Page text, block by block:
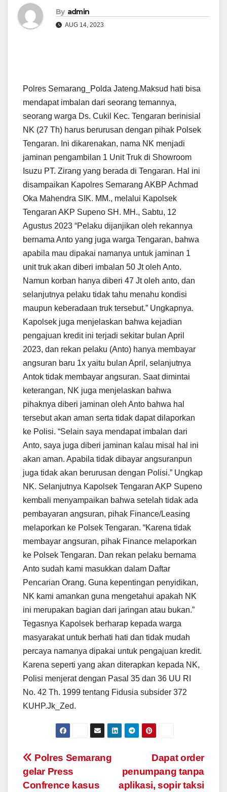
By admin
AUG 14, 2023
Polres Semarang_Polda Jateng.Maksud hati bisa
mendapat imbalan dari seorang temannya,
seorang warga Ds. Cukil Kec. Tengaran berinisial
NK (27 Th) harus berurusan dengan pihak Polsek
Tengaran. Ini dikarenakan, nama NK menjadi
jaminan pengambilan 1 Unit Truk di Showroom
Isuzu PT. Zirang yang berada di Tengaran. Hal ini
disampaikan Kapolres Semarang AKBP Achmad
Oka Mahendra SIK. MM., melalui Kapolsek
Tengaran AKP Supeno SH. MH., Sabtu, 12
Agustus 2023 “Pelaku dijanjikan oleh rekannya
bernama Anto yang juga warga Tengaran, bahwa
apabila mau dipakai namanya untuk jaminan 1
unit truk akan diberi imbalan 50 Jt oleh Anto.
Namun korban hanya diberi 47 Jt oleh anto, dan
selanjutnya pelaku tidak tahu menahu kondisi
maupun keberadaan truk tersebut.” Ungkapnya.
Kapolsek juga menjelaskan bahwa kejadian
pengajuan kredit ini terjadi sekitar bulan April
2023, dan rekan pelaku (Anto) hanya membayar
angsuran baru 1x yaitu bulan April, selanjutnya
Antok tidak membayar angsuran. Saat dimintai
keterangan, NK juga menjelaskan bahwa
pihaknya diberi jaminan oleh Anto bahwa hal
tersebut akan aman serta tidak dapat dilaporkan
ke Polisi. “Selain saya mendapat imbalan dari
Anto, saya juga diberi jaminan kalau misal hal ini
akan aman. Apabila tidak dibayar angsuranpun
juga tidak akan berurusan dengan Polisi.” Ungkap
NK. Selanjutnya Kapolsek Tengaran AKP Supeno
kembali menyampaikan bahwa setelah tidak ada
pembayaran angsuran, pihak Finance/Leasing
melaporkan ke Polsek Tengaran. “Karena tidak
membayar angsuran, pihak Finance melaporkan
ke Polsek Tengaran. Dan rekan pelaku bernama
Anto sudah kami masukkan dalam Daftar
Pencarian Orang. Guna kepentingan penyidikan,
NK kami amankan guna mengetahui apakah NK
ini merupakan bagian dari jaringan atau bukan.”
Tegasnya Kapolsek berharap kepada warga
masyarakat untuk berhati hati dan tidak mudah
percaya namanya dipakai untuk pengajuan kredit.
Karena seperti yang akan diterapkan kepada NK,
Polisi menjerat dengan Pasal 35 dan 36 UU RI
No. 42 Th. 1999 tentang Fidusia subsider 372
KUHP.Jk_Zed.
Post
navigation
Dapat order
penumpang tanpa
aplikasi, sopir taksi
Polres Semarang
gelar Press
Confrence kasus